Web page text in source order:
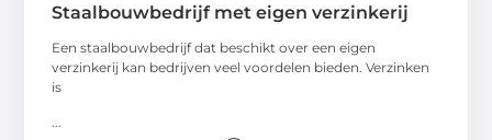
Staalbouwbedrijf met eigen verzinkerij
Een staalbouwbedrijf dat beschikt over een eigen
verzinkerij kan bedrijven veel voordelen bieden. Verzinken
is
...